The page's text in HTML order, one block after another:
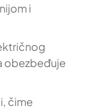
i
obezbeđuje
čime